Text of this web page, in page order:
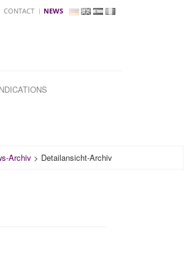
CONTACT NEWS
Archiv > Detailansicht-Archiv